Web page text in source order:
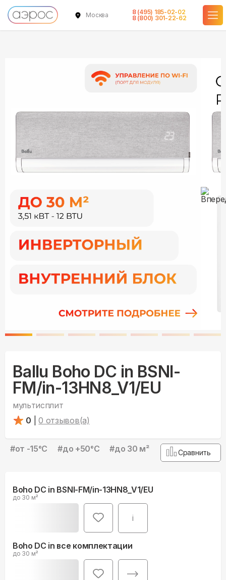
Москва
8 (495) 185-02-02
8 (800) 301-22-62
Ballu Boho DC in BSNI-
FM/in-13HN8_V1/EU
мультисплит
0
0 отзывов(а)
#от -15°С #до +50°С #до 30 м² Сравнить
Boho DC in BSNI-FM/in-13HN8_V1/EU
до 30 м²
i
в наличии
Boho DC in все комплектации
до 30 м²
в наличии